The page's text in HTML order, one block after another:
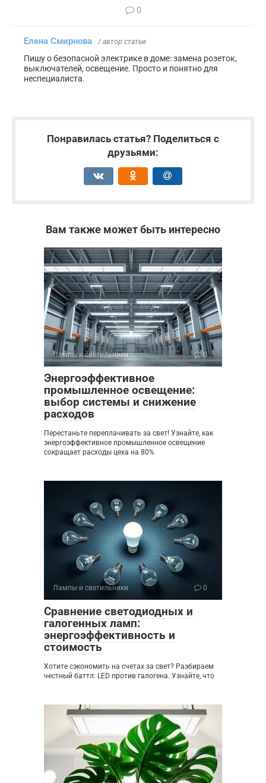
0
Елена Смирнова / автор статьи
Пишу о безопасной электрике в доме: замена розеток,
выключателей, освещение. Просто и понятно для
неспециалиста.
Понравилась статья? Поделиться с
друзьями:
Вам также может быть интересно
Лампы и светильники 0
Энергоэффективное
промышленное освещение:
выбор системы и снижение
расходов
Перестаньте переплачивать за свет! Узнайте, как
энергоэффективное промышленное освещение
сокращает расходы цеха на 80%
Лампы и светильники 0
Сравнение светодиодных и
галогенных ламп:
энергоэффективность и
стоимость
Хотите сэкономить на счетах за свет? Разбираем
честный баттл: LED против галогена. Узнайте, что